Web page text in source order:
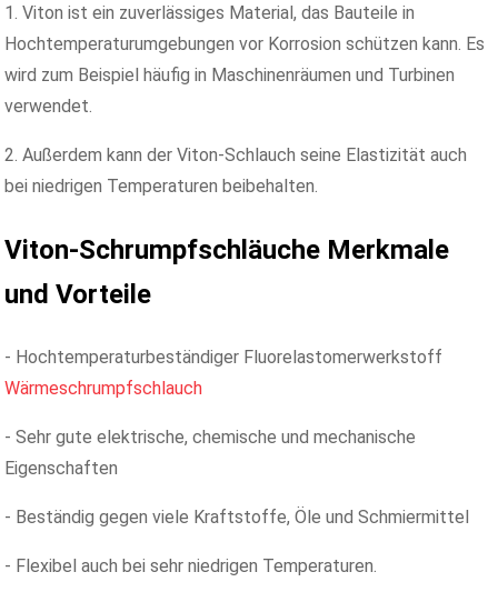
1. Viton ist ein zuverlässiges Material, das Bauteile in
Hochtemperaturumgebungen vor Korrosion schützen kann. Es
wird zum Beispiel häufig in Maschinenräumen und Turbinen
verwendet.
2. Außerdem kann der Viton-Schlauch seine Elastizität auch
bei niedrigen Temperaturen beibehalten.
Viton-Schrumpfschläuche Merkmale
und Vorteile
- Hochtemperaturbeständiger Fluorelastomerwerkstoff
Wärmeschrumpfschlauch
- Sehr gute elektrische, chemische und mechanische
Eigenschaften
- Beständig gegen viele Kraftstoffe, Öle und Schmiermittel
- Flexibel auch bei sehr niedrigen Temperaturen.